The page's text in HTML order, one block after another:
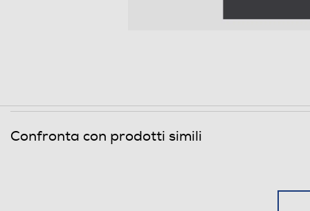
Larghezza-mm
Profondità-mm
Massima semplicità per
cuocere: il forno a microonde
Confronta con prodotti simili